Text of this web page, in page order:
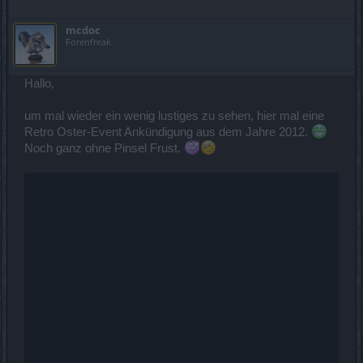
mcdoc
Forenfreak
Hallo,
um mal wieder ein wenig lustiges zu sehen, hier mal eine
Retro Oster-Event Ankündigung aus dem Jahre 2012.
Noch ganz ohne Pinsel Frust.